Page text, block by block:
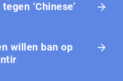
‘Chinese’
willen ban op